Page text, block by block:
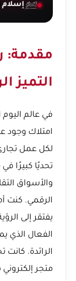
إسلام
مقدمة:
التميز
في عالم
امتلاك وجود
لكل عمل
تحديًا كبيرًا
والأسواق
الرقمي. كنت
يفتقر إلى
الفعال
الرائدة.
متجر